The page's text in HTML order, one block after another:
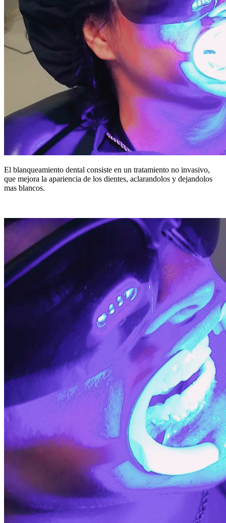
El blanqueamiento dental consiste en un tratamiento no invasivo,
que mejora la apariencia de los dientes, aclarandolos y dejandolos
mas blancos.